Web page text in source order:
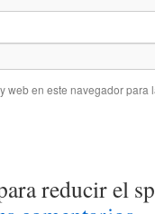
web en este navegador para
reducir el